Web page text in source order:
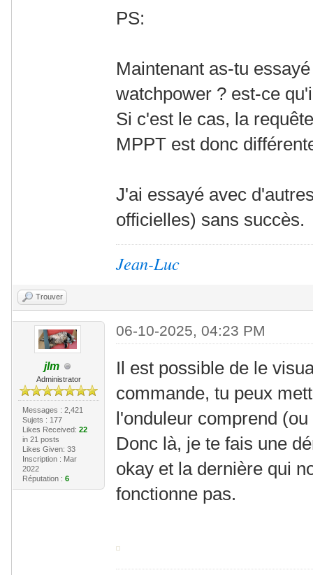
PS:
Maintenant as-tu
watchpower ? est-ce
Si c'est le cas, la
MPPT est donc
J'ai essayé avec
officielles) sans succès.
Jean-Luc
Trouver
jlm
Administrator
Messages : 2,421
Sujets : 177
Likes Received: 22
in 21 posts
Likes Given: 33
Inscription : Mar
2022
Réputation : 6
06-10-2025, 04:23 PM
Il est possible de le
commande, tu peux
l'onduleur comprend (ou
Donc là, je te fais une
okay et la dernière qui
fonctionne pas.